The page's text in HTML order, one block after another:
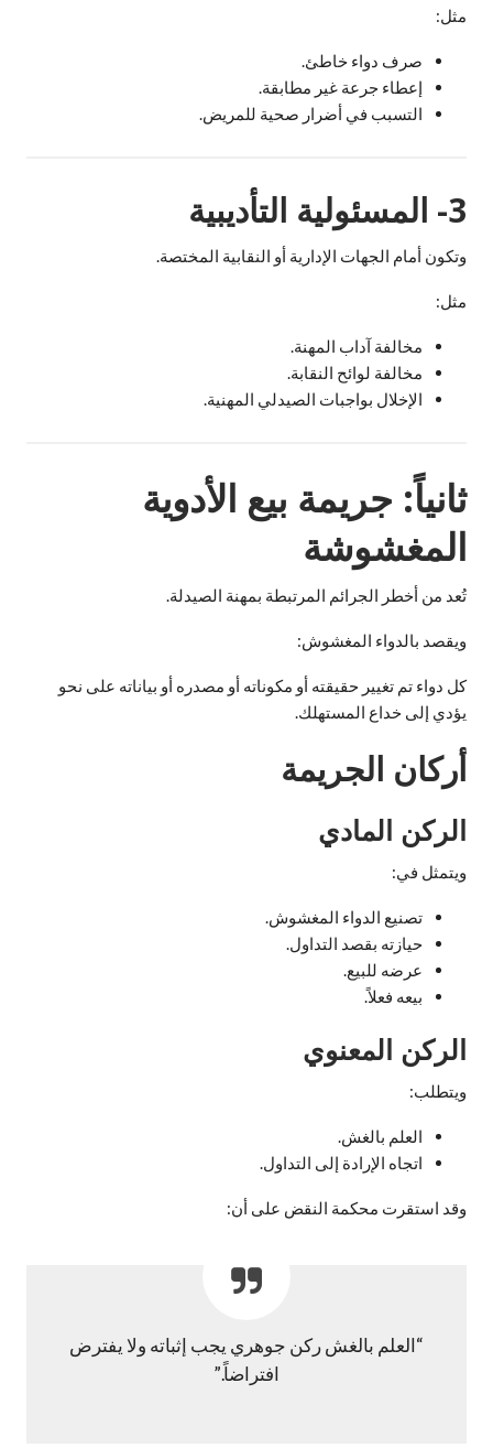
مثل:
صرف دواء خاطئ.
إعطاء جرعة غير مطابقة.
التسبب في أضرار صحية للمريض.
3- المسئولية التأديبية
وتكون أمام الجهات الإدارية أو النقابية المختصة.
مثل:
مخالفة آداب المهنة.
مخالفة لوائح النقابة.
الإخلال بواجبات الصيدلي المهنية.
ثانياً: جريمة بيع الأدوية
المغشوشة
تُعد من أخطر الجرائم المرتبطة بمهنة الصيدلة.
ويقصد بالدواء المغشوش:
كل دواء تم تغيير حقيقته أو مكوناته أو مصدره أو بياناته على نحو
يؤدي إلى خداع المستهلك.
أركان الجريمة
الركن المادي
ويتمثل في:
تصنيع الدواء المغشوش.
حيازته بقصد التداول.
عرضه للبيع.
بيعه فعلاً.
الركن المعنوي
ويتطلب:
العلم بالغش.
اتجاه الإرادة إلى التداول.
وقد استقرت محكمة النقض على أن:
“العلم بالغش ركن جوهري يجب إثباته ولا يفترض
افتراضاً.”